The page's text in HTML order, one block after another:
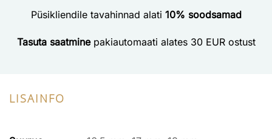
Püsikliendile tavahinnad alati 10% soodsamad
Tasuta saatminepakiautomaati alates 30 EUR ostust
LISAINFO